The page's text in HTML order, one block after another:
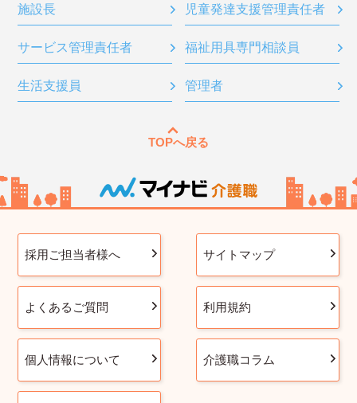
施設長 児童発達支援管理責任者
サービス管理責任者 福祉用具専門相談員
生活支援員 管理者
TOPへ戻る
採用ご担当者様へ サイトマップ
よくあるご質問 利用規約
個人情報について 介護職コラム